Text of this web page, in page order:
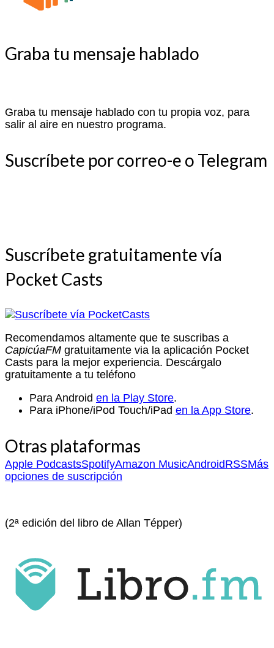
Graba tu mensaje hablado
Graba tu mensaje hablado con tu propia voz, para
salir al aire en nuestro programa.
Suscríbete por correo-e o Telegram
Suscríbete gratuitamente vía
Pocket Casts
Recomendamos altamente que te suscribas a
CapicúaFM gratuitamente via la aplicación Pocket
Casts para la mejor experiencia. Descárgalo
gratuitamente a tu teléfono
Para Android en la Play Store.
Para iPhone/iPod Touch/iPad en la App Store.
Otras plataformas
Apple PodcastsSpotifyAmazon MusicAndroidRSSMás
opciones de suscripción
(2ª edición del libro de Allan Tépper)